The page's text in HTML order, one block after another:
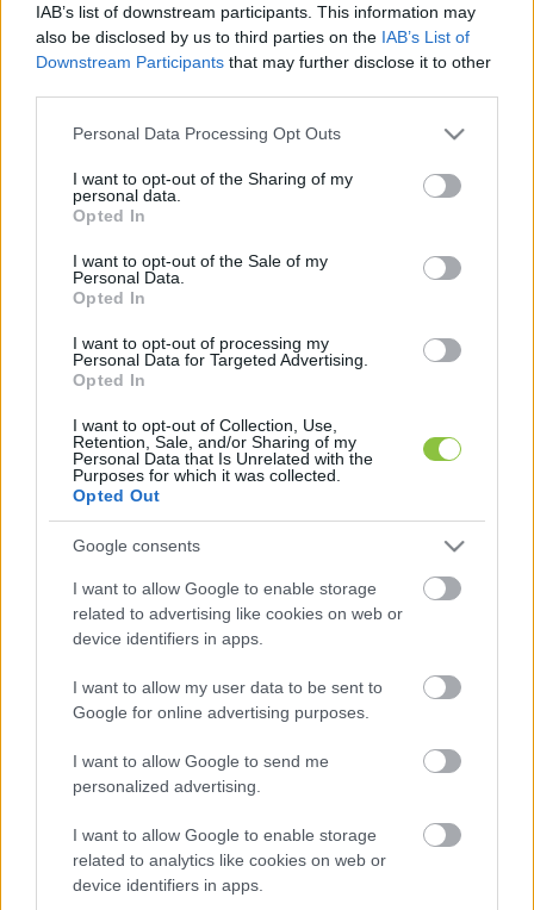
IAB’s list of downstream participants. This information may
also be disclosed by us to third parties on the IAB’s List of
Downstream Participants that may further disclose it to other
Please note that this website/app uses one or more Google
not limited to your visit or usage behaviour. You may click to
grant or deny consent to Google and its third-party tags to
use your data for below specified purposes in below Google
consent section.
Personal Data Processing Opt Outs
I want to opt-out of the Sharing of my
personal data.
Opted In
I want to opt-out of the Sale of my
Personal Data.
Opted In
I want to opt-out of processing my
Personal Data for Targeted Advertising.
Opted In
I want to opt-out of Collection, Use,
Retention, Sale, and/or Sharing of my
Personal Data that Is Unrelated with the
Purposes for which it was collected.
Opted Out
Google consents
I want to allow Google to enable storage
related to advertising like cookies on web or
device identifiers in apps.
I want to allow my user data to be sent to
Google for online advertising purposes.
I want to allow Google to send me
personalized advertising.
I want to allow Google to enable storage
related to analytics like cookies on web or
device identifiers in apps.
hogy az elmúlt napokban több jelölőszervezet is
megkereste azzal, hogy fogadja az általuk
Szerinte mindenki számára nyilvánvalóvá tette,
kinek a megválasztását támogatja (a Fideszét),
és melyik jelöltre fog szavazni (a Fidesz jelöltjére
fog szavazni), de „Székesfehérvár egységét nem
írhatja felül az országos kampány zaja”.
„Ezért a jelöltállítási határidőt követően minden, a
két fehérvári székhelyű választókerületben
nyilvántartásba vett képviselőjelöltet meg fogok
hívni a Városházára. Kíváncsi vagyok programjukra,
mit vállalnak és mit tudnak tenni
Székesfehérvárért. Szeretném, ha beszélgetnénk,
és ők is beszélgetnének egymással. Ha valami,
akkor ez viheti előre a közös ügyeinket!”
– írta Cser-
Palkovics András.